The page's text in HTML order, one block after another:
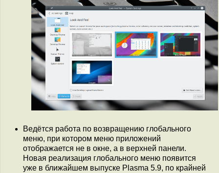
Ведётся работа по возвращению глобального
меню, при котором меню приложений
отображается не в окне, а в верхней панели.
Новая реализация глобального меню появится
уже в ближайшем выпуске Plasma 5.9, по крайней